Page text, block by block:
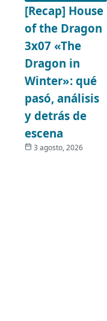
[Recap] House
of the Dragon
3x07 «The
Dragon in
Winter»: qué
pasó, análisis
y detrás de
escena
3 agosto, 2026